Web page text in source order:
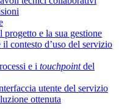
e la sua gestione
contesto d’uso del servizio
e i touchpointdel
utente del servizio
ottenuta